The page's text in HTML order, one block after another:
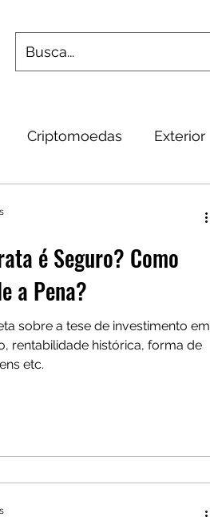
Criptomoedas Exterior
é Seguro? Como
a Pena?
sobre a tese de investimento em
rentabilidade histórica, forma de
etc.